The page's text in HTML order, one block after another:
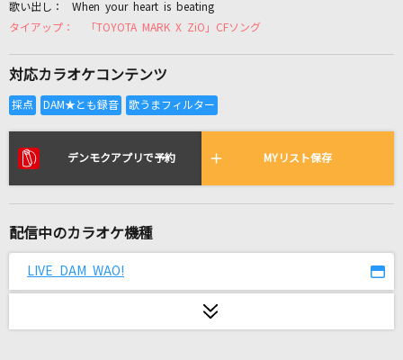
カラオケリクエスト
リアルタイムで歌われている曲の一覧
[良音]アゲハ蝶
さよならエレジー
菅田将暉
サイレントマジョリティー
When your heart is beating
「TOYOTA MARK X ZiO」CFソング
対応カラオケコンテンツ
デンモクアプリで予約 MYリスト保存
配信中のカラオケ機種
LIVE DAM WAO!